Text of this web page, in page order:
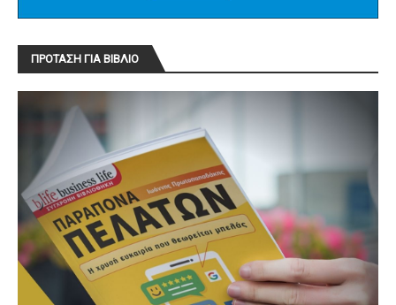
ΠΡΟΤΑΣΗ ΓΙΑ ΒΙΒΛΙΟ